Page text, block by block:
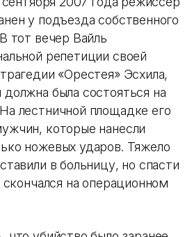
у подъезда собственного
тот вечер Вайль
репетиции своей
«Орестея» Эсхила,
была состояться на
лестничной площадке его
которые нанесли
ножевых ударов. Тяжело
в больницу, но спасти
на операционном